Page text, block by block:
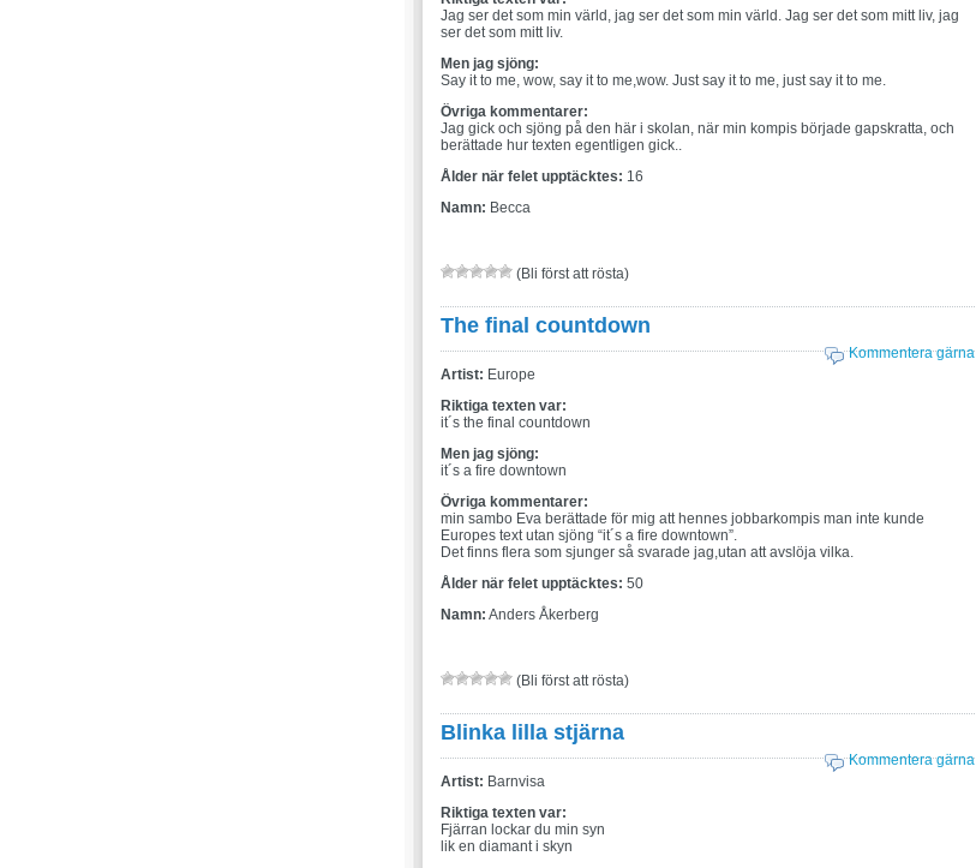
Jag ser det som min värld, jag ser det som min värld. Jag ser det som mitt liv, jag
ser det som mitt liv.
Men jag sjöng:
Say it to me, wow, say it to me,wow. Just say it to me, just say it to me.
Övriga kommentarer:
Jag gick och sjöng på den här i skolan, när min kompis började gapskratta, och
berättade hur texten egentligen gick..
Ålder när felet upptäcktes: 16
Namn: Becca
(Bli först att rösta)
The final countdown
Kommentera gärna
Artist: Europe
Riktiga texten var:
it´s the final countdown
Men jag sjöng:
it´s a fire downtown
Övriga kommentarer:
min sambo Eva berättade för mig att hennes jobbarkompis man inte kunde
Europes text utan sjöng “it´s a fire downtown”.
Det finns flera som sjunger så svarade jag,utan att avslöja vilka.
Ålder när felet upptäcktes: 50
Namn: Anders Åkerberg
(Bli först att rösta)
Blinka lilla stjärna
Kommentera gärna
Artist: Barnvisa
Riktiga texten var:
Fjärran lockar du min syn
lik en diamant i skyn